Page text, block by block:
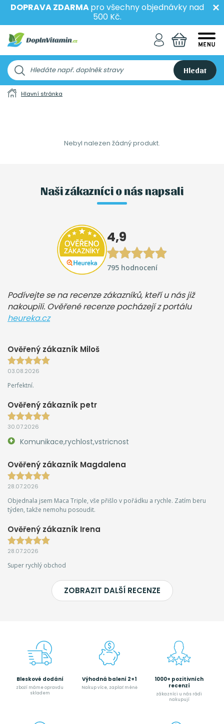
DOPRAVA ZDARMApro všechny objednávky nad
500 Kč.
Hledat
Hlavní stránka
Nebyl nalezen žádný produkt.
Naši zákazníci o nás napsali
4,9
795 hodnocení
Podívejte se na recenze zákazníků, kteří u nás již
nakoupili. Ověřené recenze pocházejí z portálu
heureka.cz
Ověřený zákazník Miloš
03.08.2026
Perfektní.
Ověřený zákazník petr
30.07.2026
Komunikace,rychlost,vstricnost
Ověřený zákazník Magdalena
28.07.2026
Objednala jsem Maca Triple, vše přišlo v pořádku a rychle. Zatím beru
týden, takže nemohu posoudit.
Ověřený zákazník Irena
28.07.2026
Super rychlý obchod
ZOBRAZIT DALŠÍ RECENZE
Bleskové dodání
zboží máme opravdu
skladem
Výhodná balení 2+1
Nakup více, zaplať méně
1000+ pozitivních
recenzí
zákazníci u nás rádi
nakupují